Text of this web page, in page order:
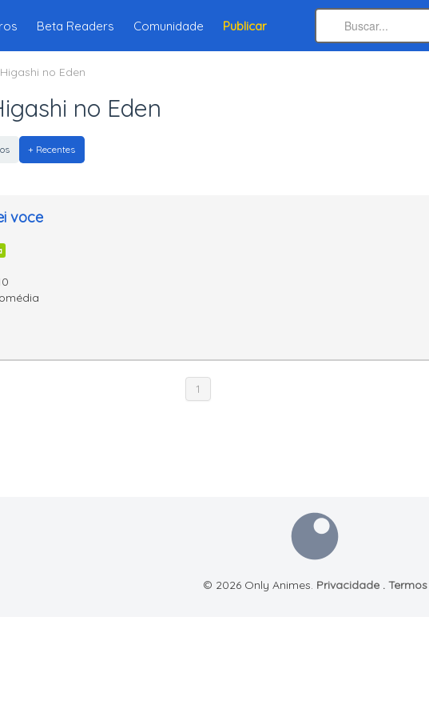
Beta Readers Comunidade Publicar
Higashi no Eden
no Eden
+ Recentes
voce
1
© 2026 Only Animes. Privacidade. Termos